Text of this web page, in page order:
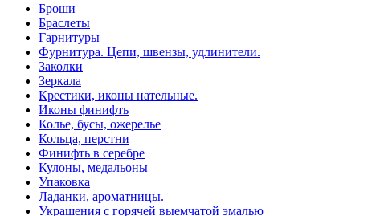
Броши
Браслеты
Гарнитуры
Фурнитура. Цепи, швензы, удлинители.
Заколки
Зеркала
Крестики, иконы нательные.
Иконы финифть
Колье, бусы, ожерелье
Кольца, перстни
Финифть в серебре
Кулоны, медальоны
Упаковка
Ладанки, ароматницы.
Украшения с горячей выемчатой эмалью